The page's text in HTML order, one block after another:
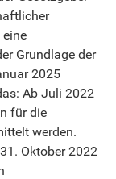
Grundlage der
2025
Ab Juli 2022
für die
werden.
Oktober 2022